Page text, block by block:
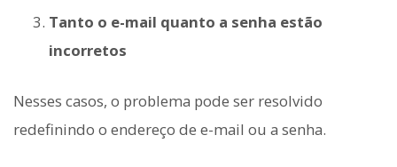
Tanto o e-mail quanto a senha estão
incorretos
Nesses casos, o problema pode ser resolvido
redefinindo o endereço de e-mail ou a senha.